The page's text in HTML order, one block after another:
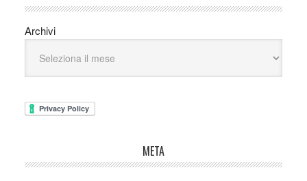
Archivi
META